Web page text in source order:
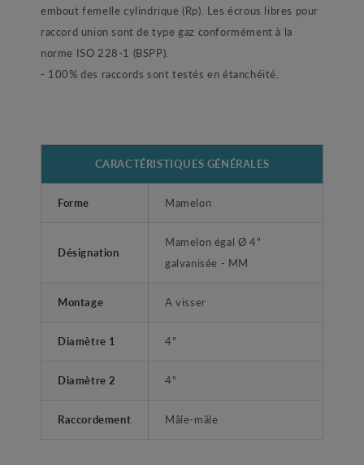
embout femelle cylindrique (Rp). Les écrous libres pour
raccord union sont de type gaz conformément à la
norme ISO 228-1 (BSPP).
- 100% des raccords sont testés en étanchéité.
CARACTÉRISTIQUES GÉNÉRALES
Forme Mamelon
Désignation
Mamelon égal Ø 4"
galvanisée - MM
Montage A visser
Diamètre 1 4"
Diamètre 2 4"
Raccordement Mâle-mâle